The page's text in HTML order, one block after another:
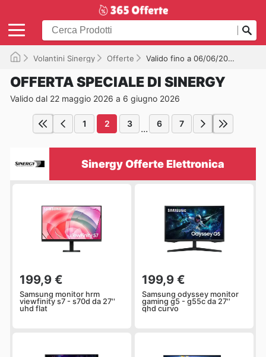
Volantini Sinergy Offerte Valido fino a 06/06/2026
OFFERTA SPECIALE DI SINERGY
Valido dal 22 maggio 2026 a 6 giugno 2026
1 2 3 ... 6 7
Sinergy Offerte Elettronica
199,9 €
Samsung monitor hrm
viewfinity s7 - s70d da 27''
uhd flat
199,9 €
Samsung odyssey monitor
gaming g5 - g55c da 27''
qhd curvo